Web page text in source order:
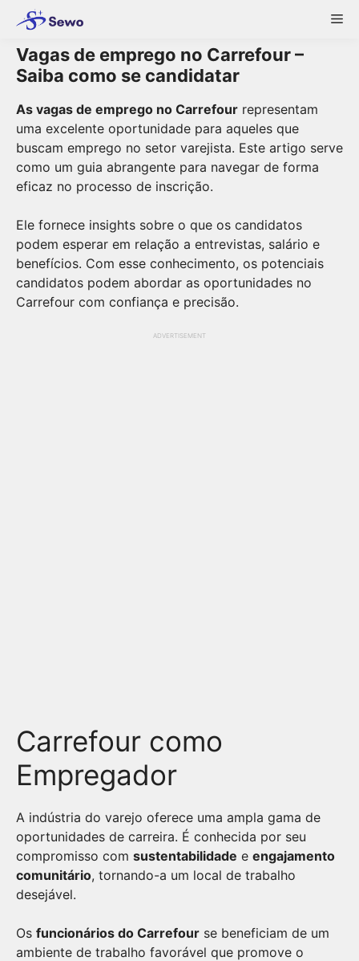
content
Vagas de emprego no Carrefour –
Saiba como se candidatar
As vagas de emprego no Carrefour representam
uma excelente oportunidade para aqueles que
buscam emprego no setor varejista. Este artigo serve
como um guia abrangente para navegar de forma
eficaz no processo de inscrição.
Ele fornece insights sobre o que os candidatos
podem esperar em relação a entrevistas, salário e
benefícios. Com esse conhecimento, os potenciais
candidatos podem abordar as oportunidades no
Carrefour com confiança e precisão.
ADVERTISEMENT
Carrefour como
Empregador
A indústria do varejo oferece uma ampla gama de
oportunidades de carreira. É conhecida por seu
compromisso com sustentabilidade e engajamento
comunitário, tornando-a um local de trabalho
desejável.
Os funcionários do Carrefour se beneficiam de um
ambiente de trabalho favorável que promove o